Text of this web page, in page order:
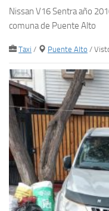
Nissan V16 Sentra año
comuna de Puente Alto
Taxi / Puente Alto /